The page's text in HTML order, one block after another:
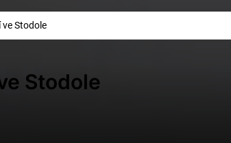
ve Stodole
Stodole